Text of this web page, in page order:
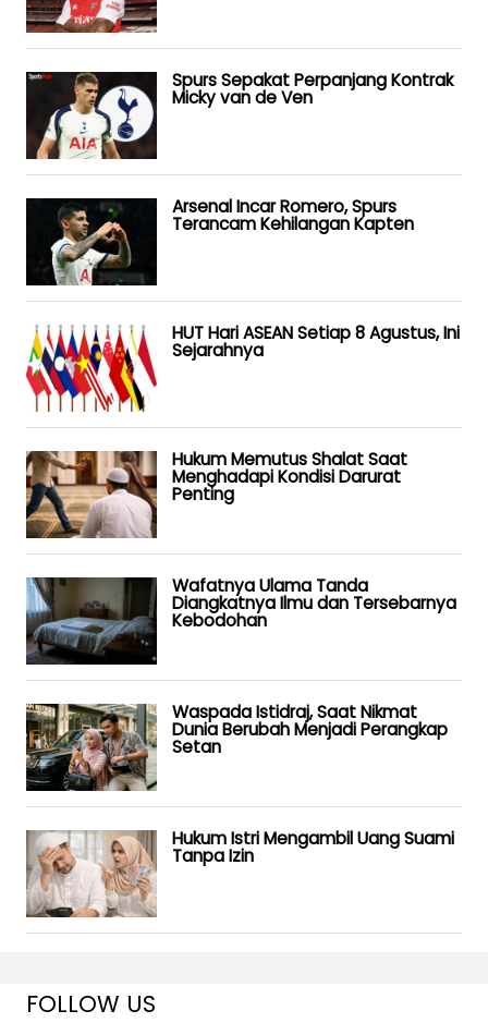
Spurs Sepakat Perpanjang Kontrak
Micky van de Ven
Arsenal Incar Romero, Spurs
Terancam Kehilangan Kapten
HUT Hari ASEAN Setiap 8 Agustus, Ini
Sejarahnya
Hukum Memutus Shalat Saat
Menghadapi Kondisi Darurat
Penting
Wafatnya Ulama Tanda
Diangkatnya Ilmu dan Tersebarnya
Kebodohan
Waspada Istidraj, Saat Nikmat
Dunia Berubah Menjadi Perangkap
Setan
Hukum Istri Mengambil Uang Suami
Tanpa Izin
FOLLOW US